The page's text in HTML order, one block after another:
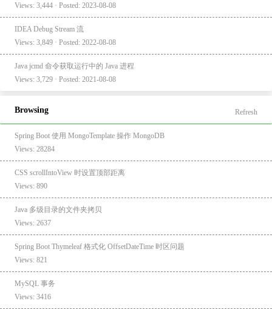
Views: 3,444 · Posted: 2023-08-08
IDEA Debug Stream 流
Views: 3,849 · Posted: 2022-08-08
Java jcmd 命令获取运行中的 Java 进程
Views: 3,729 · Posted: 2021-08-08
Browsing Refresh
Spring Boot 使用 MongoTemplate 操作 MongoDB
Views: 28284
CSS scrollIntoView 时设置顶部距离
Views: 890
Java 多级目录的文件夹拷贝
Views: 2637
Spring Boot Thymeleaf 格式化 OffsetDateTime 时区问题
Views: 821
MySQL 事务
Views: 3416